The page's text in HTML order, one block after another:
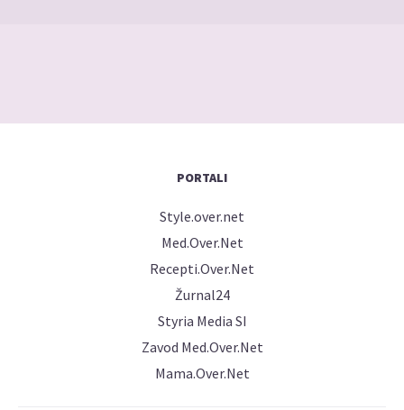
PORTALI
Style.over.net
Med.Over.Net
Recepti.Over.Net
Žurnal24
Styria Media SI
Zavod Med.Over.Net
Mama.Over.Net